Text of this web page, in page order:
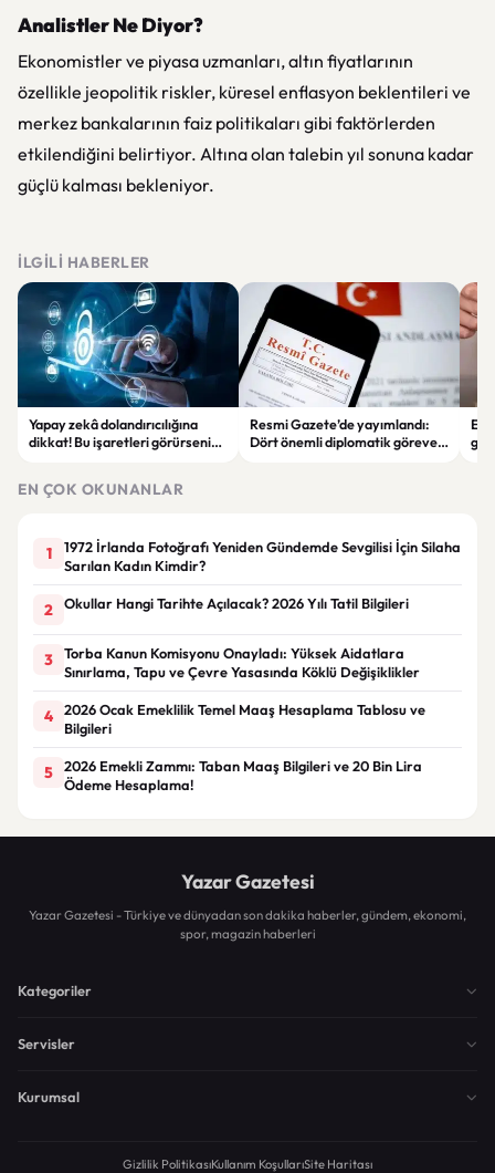
Analistler Ne Diyor?
Ekonomistler ve piyasa uzmanları, altın fiyatlarının
özellikle jeopolitik riskler, küresel enflasyon beklentileri ve
merkez bankalarının faiz politikaları gibi faktörlerden
etkilendiğini belirtiyor. Altına olan talebin yıl sonuna kadar
güçlü kalması bekleniyor.
İLGILI HABERLER
Yapay zekâ dolandırıcılığına
dikkat! Bu işaretleri görürseniz
Resmi Gazete’de yayımlandı:
Dört önemli diplomatik göreve
EN ÇOK OKUNANLAR
1
1972 İrlanda Fotoğrafı Yeniden Gündemde Sevgilisi İçin Silaha
Sarılan Kadın Kimdir?
2 Okullar Hangi Tarihte Açılacak? 2026 Yılı Tatil Bilgileri
3
Torba Kanun Komisyonu Onayladı: Yüksek Aidatlara
Sınırlama, Tapu ve Çevre Yasasında Köklü Değişiklikler
4
2026 Ocak Emeklilik Temel Maaş Hesaplama Tablosu ve
Bilgileri
5
2026 Emekli Zammı: Taban Maaş Bilgileri ve 20 Bin Lira
Ödeme Hesaplama!
Yazar Gazetesi
Yazar Gazetesi - Türkiye ve dünyadan son dakika haberler, gündem, ekonomi,
spor, magazin haberleri
Kategoriler
Servisler
Kurumsal
Gizlilik PolitikasıKullanım KoşullarıSite Haritası